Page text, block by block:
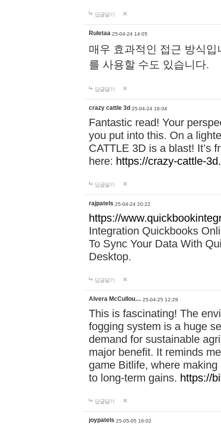
답글달기
Ruletaa 25-04-24 14:05
매우 효과적인 접근 방식입
를 사용할 수도 있습니다.
답글달기
crazy cattle 3d 25-04-24 16:04
Fantastic read! Your
you put into this. On a
CATTLE 3D is a blast! It’s
here: https://crazy-cattle-
답글달기
rajpatels 25-04-24 20:22
https://
Integration Quickbooks
To Sync Your Data With
Desktop.
답글달기
Alvera McCullou… 25-04-25 12:29
This is fascinating! The
fogging system is a huge
demand for sustainable
major benefit. It reminds
game Bitlife, where
to long-term gains. https://
답글달기
joypatels 25-05-05 16:02